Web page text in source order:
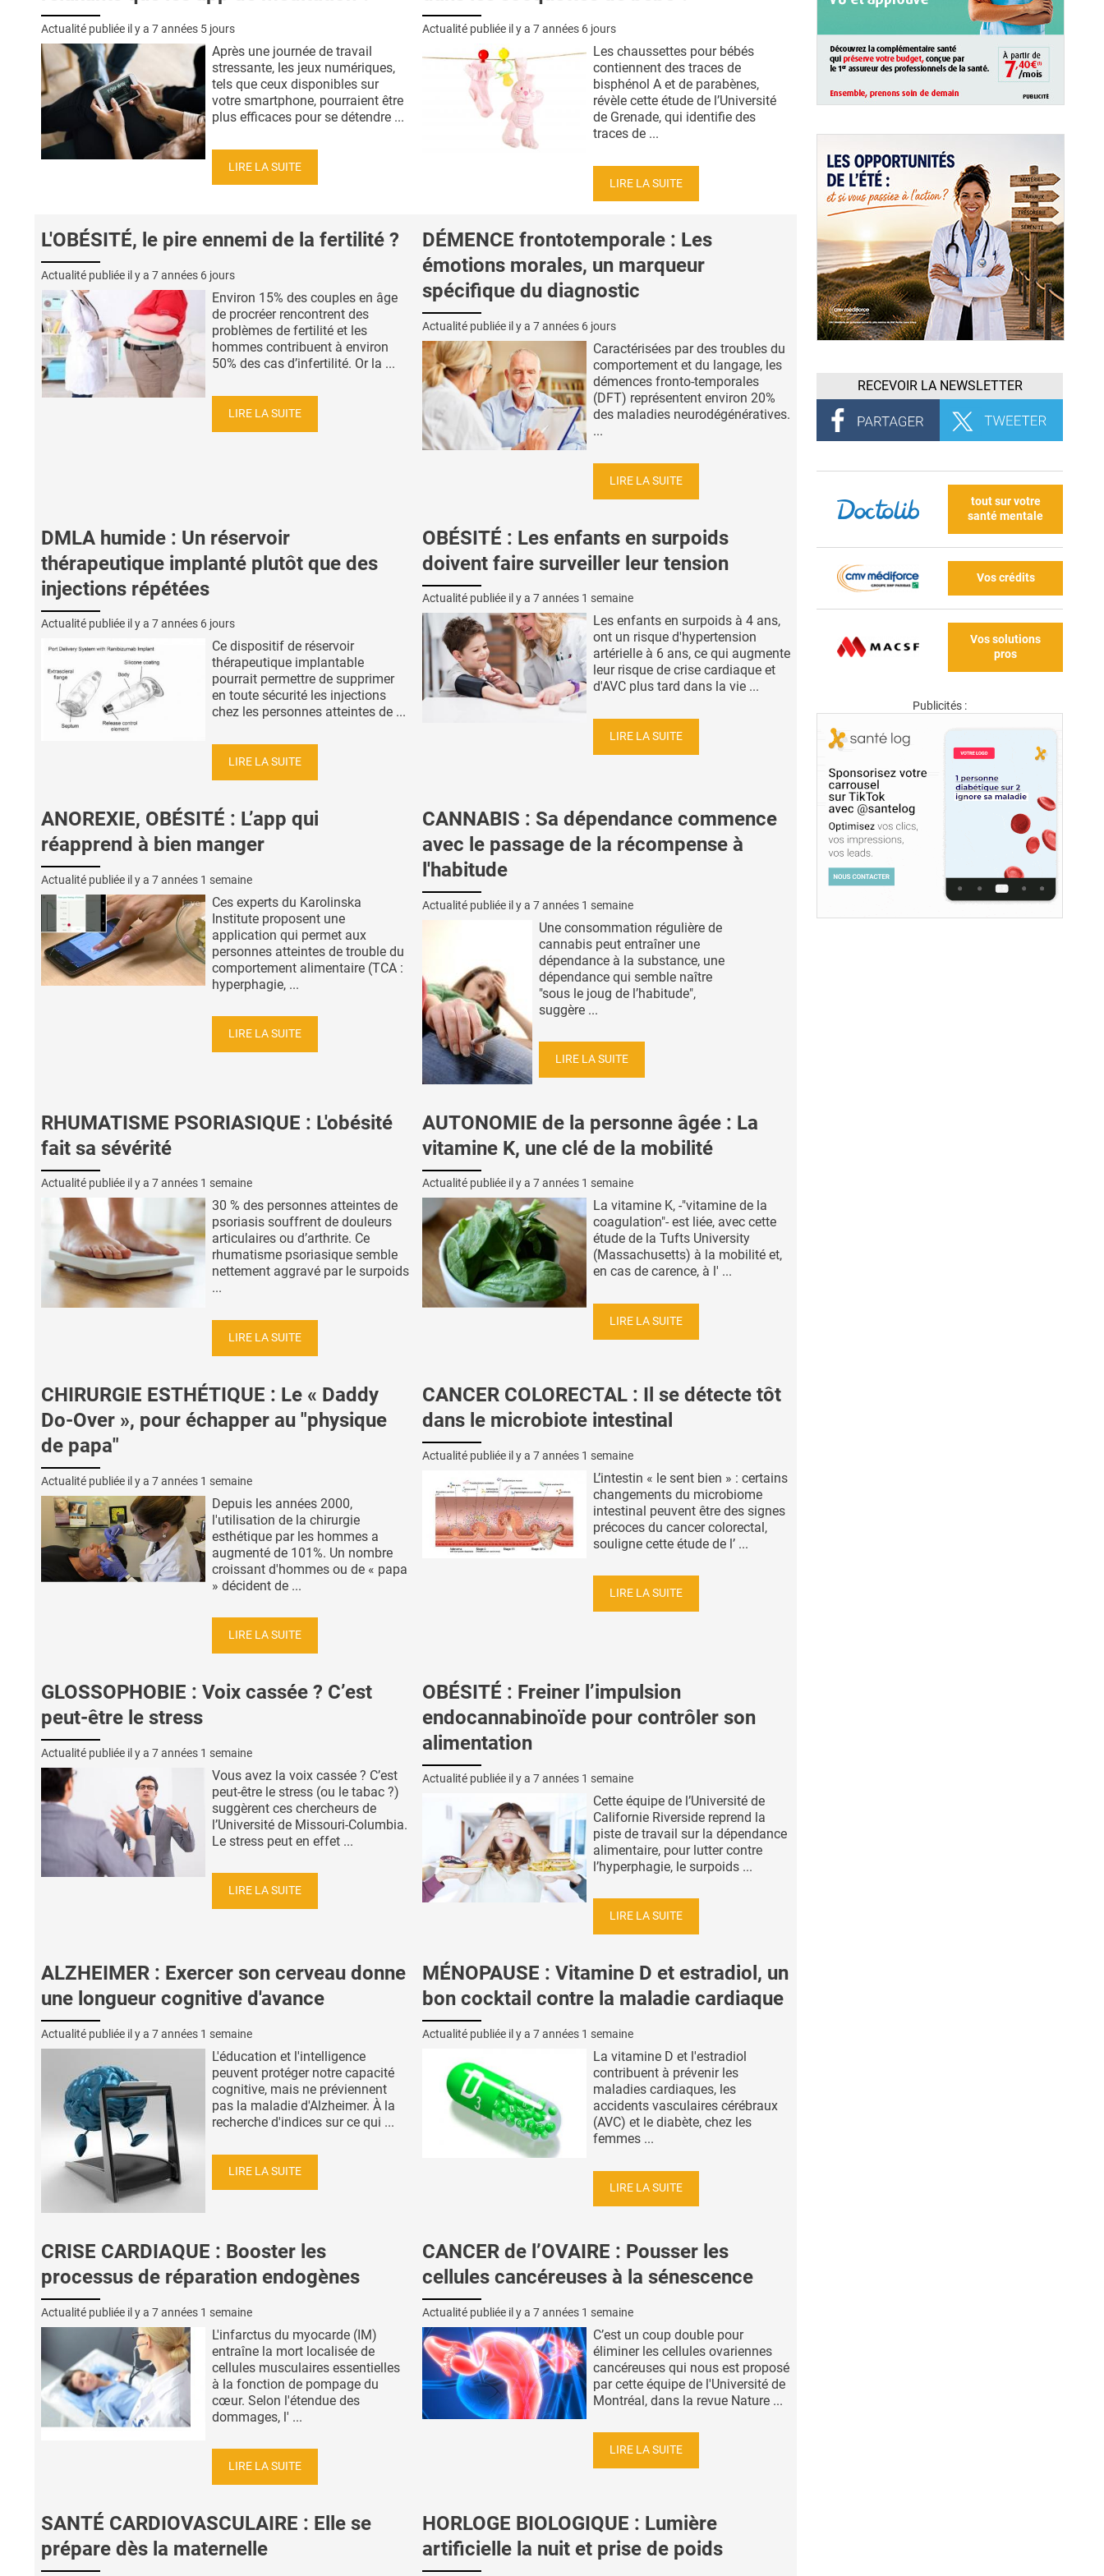
Actualité publiée il y a 7 années 5 jours
Après une journée de travail
stressante, les jeux numériques,
tels que ceux disponibles sur
votre smartphone, pourraient être
plus efficaces pour se détendre ...
LIRE LA SUITE
Actualité publiée il y a 7 années 6 jours
Les chaussettes pour bébés
contiennent des traces de
bisphénol A et de parabènes,
révèle cette étude de l’Université
de Grenade, qui identifie des
traces de ...
LIRE LA SUITE
L'OBÉSITÉ, le pire ennemi de la fertilité ?
Actualité publiée il y a 7 années 6 jours
Environ 15% des couples en âge
de procréer rencontrent des
problèmes de fertilité et les
hommes contribuent à environ
50% des cas d’infertilité. Or la ...
LIRE LA SUITE
DÉMENCE frontotemporale : Les
émotions morales, un marqueur
spécifique du diagnostic
Actualité publiée il y a 7 années 6 jours
Caractérisées par des troubles du
comportement et du langage, les
démences fronto-temporales
(DFT) représentent environ 20%
des maladies neurodégénératives.
...
LIRE LA SUITE
DMLA humide : Un réservoir
thérapeutique implanté plutôt que des
injections répétées
Actualité publiée il y a 7 années 6 jours
Ce dispositif de réservoir
thérapeutique implantable
pourrait permettre de supprimer
en toute sécurité les injections
chez les personnes atteintes de ...
LIRE LA SUITE
OBÉSITÉ : Les enfants en surpoids
doivent faire surveiller leur tension
Actualité publiée il y a 7 années 1 semaine
Les enfants en surpoids à 4 ans,
ont un risque d'hypertension
artérielle à 6 ans, ce qui augmente
leur risque de crise cardiaque et
d'AVC plus tard dans la vie ...
LIRE LA SUITE
ANOREXIE, OBÉSITÉ : L’app qui
réapprend à bien manger
Actualité publiée il y a 7 années 1 semaine
Ces experts du Karolinska
Institute proposent une
application qui permet aux
personnes atteintes de trouble du
comportement alimentaire (TCA :
hyperphagie, ...
LIRE LA SUITE
CANNABIS : Sa dépendance commence
avec le passage de la récompense à
l'habitude
Actualité publiée il y a 7 années 1 semaine
Une consommation régulière de
cannabis peut entraîner une
dépendance à la substance, une
dépendance qui semble naître
"sous le joug de l’habitude",
suggère ...
LIRE LA SUITE
RHUMATISME PSORIASIQUE : L'obésité
fait sa sévérité
Actualité publiée il y a 7 années 1 semaine
30 % des personnes atteintes de
psoriasis souffrent de douleurs
articulaires ou d’arthrite. Ce
rhumatisme psoriasique semble
nettement aggravé par le surpoids
...
LIRE LA SUITE
AUTONOMIE de la personne âgée : La
vitamine K, une clé de la mobilité
Actualité publiée il y a 7 années 1 semaine
La vitamine K, -"vitamine de la
coagulation"- est liée, avec cette
étude de la Tufts University
(Massachusetts) à la mobilité et,
en cas de carence, à l' ...
LIRE LA SUITE
CHIRURGIE ESTHÉTIQUE : Le « Daddy
Do-Over », pour échapper au "physique
de papa"
Actualité publiée il y a 7 années 1 semaine
Depuis les années 2000,
l'utilisation de la chirurgie
esthétique par les hommes a
augmenté de 101%. Un nombre
croissant d'hommes ou de « papa
» décident de ...
LIRE LA SUITE
CANCER COLORECTAL : Il se détecte tôt
dans le microbiote intestinal
Actualité publiée il y a 7 années 1 semaine
L’intestin « le sent bien » : certains
changements du microbiome
intestinal peuvent être des signes
précoces du cancer colorectal,
souligne cette étude de l’ ...
LIRE LA SUITE
GLOSSOPHOBIE : Voix cassée ? C’est
peut-être le stress
Actualité publiée il y a 7 années 1 semaine
Vous avez la voix cassée ? C’est
peut-être le stress (ou le tabac ?)
suggèrent ces chercheurs de
l’Université de Missouri-Columbia.
Le stress peut en effet ...
LIRE LA SUITE
OBÉSITÉ : Freiner l’impulsion
endocannabinoïde pour contrôler son
alimentation
Actualité publiée il y a 7 années 1 semaine
Cette équipe de l’Université de
Californie Riverside reprend la
piste de travail sur la dépendance
alimentaire, pour lutter contre
l’hyperphagie, le surpoids ...
LIRE LA SUITE
ALZHEIMER : Exercer son cerveau donne
une longueur cognitive d'avance
Actualité publiée il y a 7 années 1 semaine
L'éducation et l'intelligence
peuvent protéger notre capacité
cognitive, mais ne préviennent
pas la maladie d'Alzheimer. À la
recherche d'indices sur ce qui ...
LIRE LA SUITE
MÉNOPAUSE : Vitamine D et estradiol, un
bon cocktail contre la maladie cardiaque
Actualité publiée il y a 7 années 1 semaine
La vitamine D et l'estradiol
contribuent à prévenir les
maladies cardiaques, les
accidents vasculaires cérébraux
(AVC) et le diabète, chez les
femmes ...
LIRE LA SUITE
CRISE CARDIAQUE : Booster les
processus de réparation endogènes
Actualité publiée il y a 7 années 1 semaine
L'infarctus du myocarde (IM)
entraîne la mort localisée de
cellules musculaires essentielles
à la fonction de pompage du
cœur. Selon l'étendue des
dommages, l' ...
LIRE LA SUITE
CANCER de l’OVAIRE : Pousser les
cellules cancéreuses à la sénescence
Actualité publiée il y a 7 années 1 semaine
C’est un coup double pour
éliminer les cellules ovariennes
cancéreuses qui nous est proposé
par cette équipe de l'Université de
Montréal, dans la revue Nature ...
LIRE LA SUITE
SANTÉ CARDIOVASCULAIRE : Elle se
prépare dès la maternelle
HORLOGE BIOLOGIQUE : Lumière
artificielle la nuit et prise de poids
RECEVOIR LA NEWSLETTER
tout sur votre
santé mentale
Vos crédits
Vos solutions
pros
Publicités :